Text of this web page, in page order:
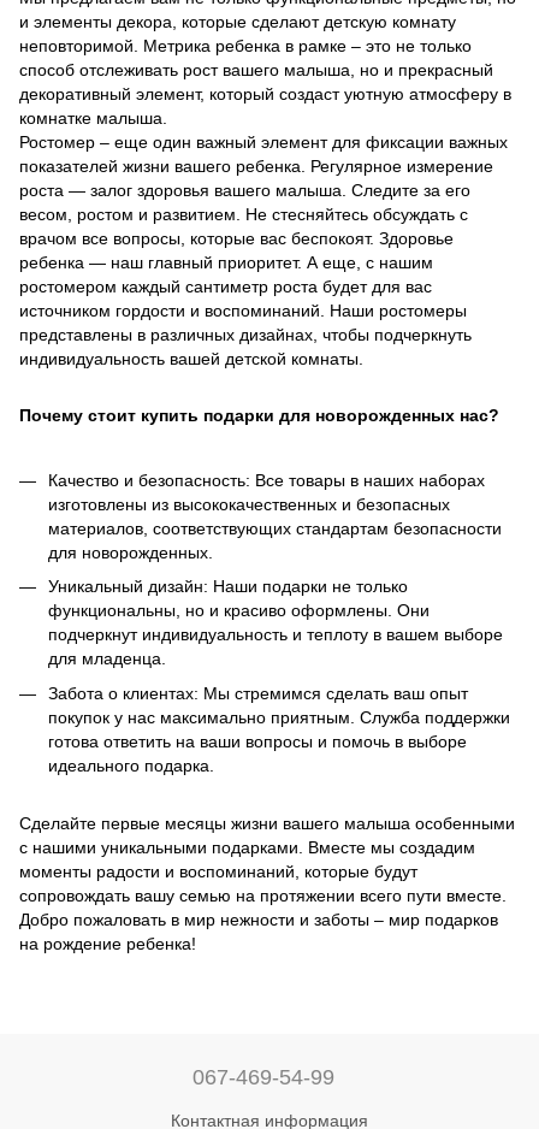
и элементы декора, которые сделают детскую комнату
неповторимой. Метрика ребенка в рамке – это не только
способ отслеживать рост вашего малыша, но и прекрасный
декоративный элемент, который создаст уютную атмосферу в
комнатке малыша.
Ростомер – еще один важный элемент для фиксации важных
показателей жизни вашего ребенка. Регулярное измерение
роста — залог здоровья вашего малыша. Следите за его
весом, ростом и развитием. Не стесняйтесь обсуждать с
врачом все вопросы, которые вас беспокоят. Здоровье
ребенка — наш главный приоритет. А еще, с нашим
ростомером каждый сантиметр роста будет для вас
источником гордости и воспоминаний. Наши ростомеры
представлены в различных дизайнах, чтобы подчеркнуть
индивидуальность вашей детской комнаты.
Почему стоит купить подарки для новорожденных нас?
Качество и безопасность: Все товары в наших наборах
изготовлены из высококачественных и безопасных
материалов, соответствующих стандартам безопасности
для новорожденных.
Уникальный дизайн: Наши подарки не только
функциональны, но и красиво оформлены. Они
подчеркнут индивидуальность и теплоту в вашем выборе
для младенца.
Забота о клиентах: Мы стремимся сделать ваш опыт
покупок у нас максимально приятным. Служба поддержки
готова ответить на ваши вопросы и помочь в выборе
идеального подарка.
Сделайте первые месяцы жизни вашего малыша особенными
с нашими уникальными подарками. Вместе мы создадим
моменты радости и воспоминаний, которые будут
сопровождать вашу семью на протяжении всего пути вместе.
Добро пожаловать в мир нежности и заботы – мир подарков
на рождение ребенка!
067-469-54-99
Контактная информация